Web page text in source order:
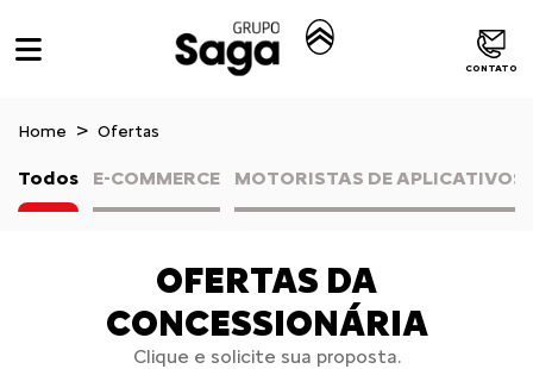
CONTATO
Home Ofertas
Todos E-COMMERCE MOTORISTAS DE APLICATIVOS
OFERTAS DA
CONCESSIONÁRIA
Clique e solicite sua proposta.